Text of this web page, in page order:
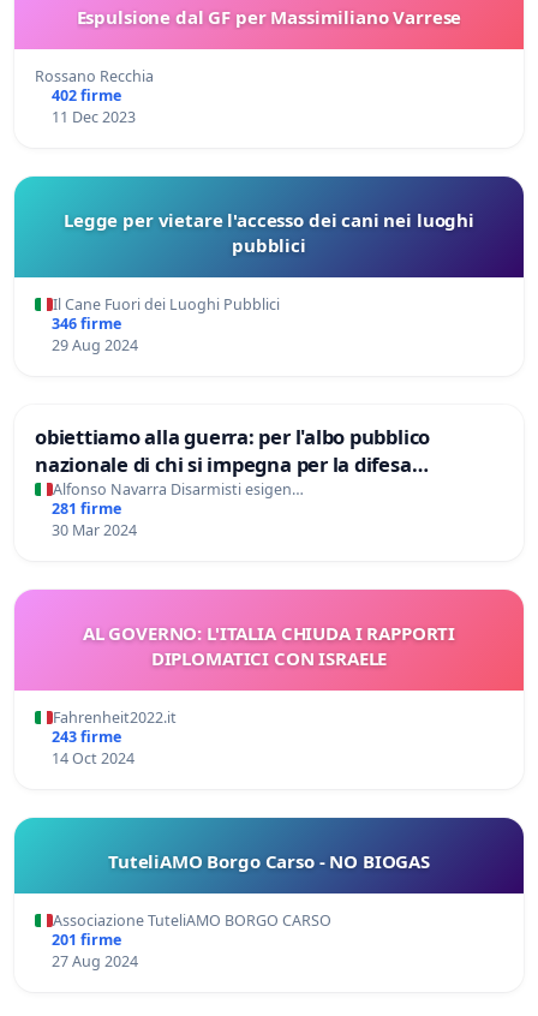
Espulsione dal GF per Massimiliano Varrese
Rossano Recchia
402 firme
11 Dec 2023
Legge per vietare l'accesso dei cani nei luoghi
pubblici
Il Cane Fuori dei Luoghi Pubblici
346 firme
29 Aug 2024
obiettiamo alla guerra: per l'albo pubblico
nazionale di chi si impegna per la difesa
nonviolenta
Alfonso Navarra Disarmisti esigen…
281 firme
30 Mar 2024
AL GOVERNO: L'ITALIA CHIUDA I RAPPORTI
DIPLOMATICI CON ISRAELE
Fahrenheit2022.it
243 firme
14 Oct 2024
TuteliAMO Borgo Carso - NO BIOGAS
Associazione TuteliAMO BORGO CARSO
201 firme
27 Aug 2024